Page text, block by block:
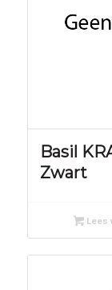
Basil
Zwart
Lees